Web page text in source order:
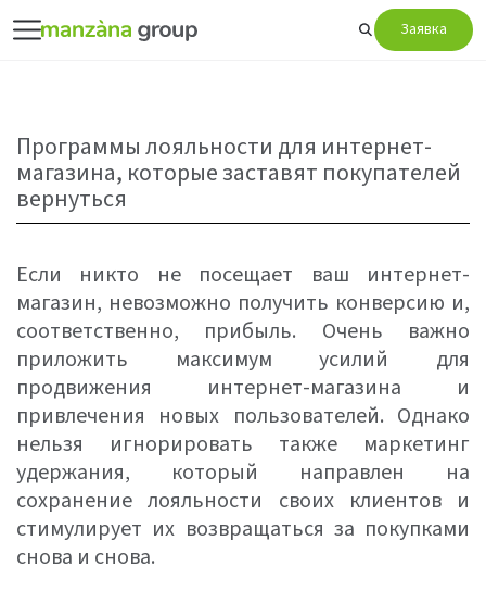
Заявка
Программы лояльности для интернет-
магазина, которые заставят покупателей
вернуться
Если никто не посещает ваш интернет-
магазин, невозможно получить конверсию и,
соответственно, прибыль. Очень важно
приложить максимум усилий для
продвижения интернет-магазина и
привлечения новых пользователей. Однако
нельзя игнорировать также маркетинг
удержания, который направлен на
сохранение лояльности своих клиентов и
стимулирует их возвращаться за покупками
снова и снова.